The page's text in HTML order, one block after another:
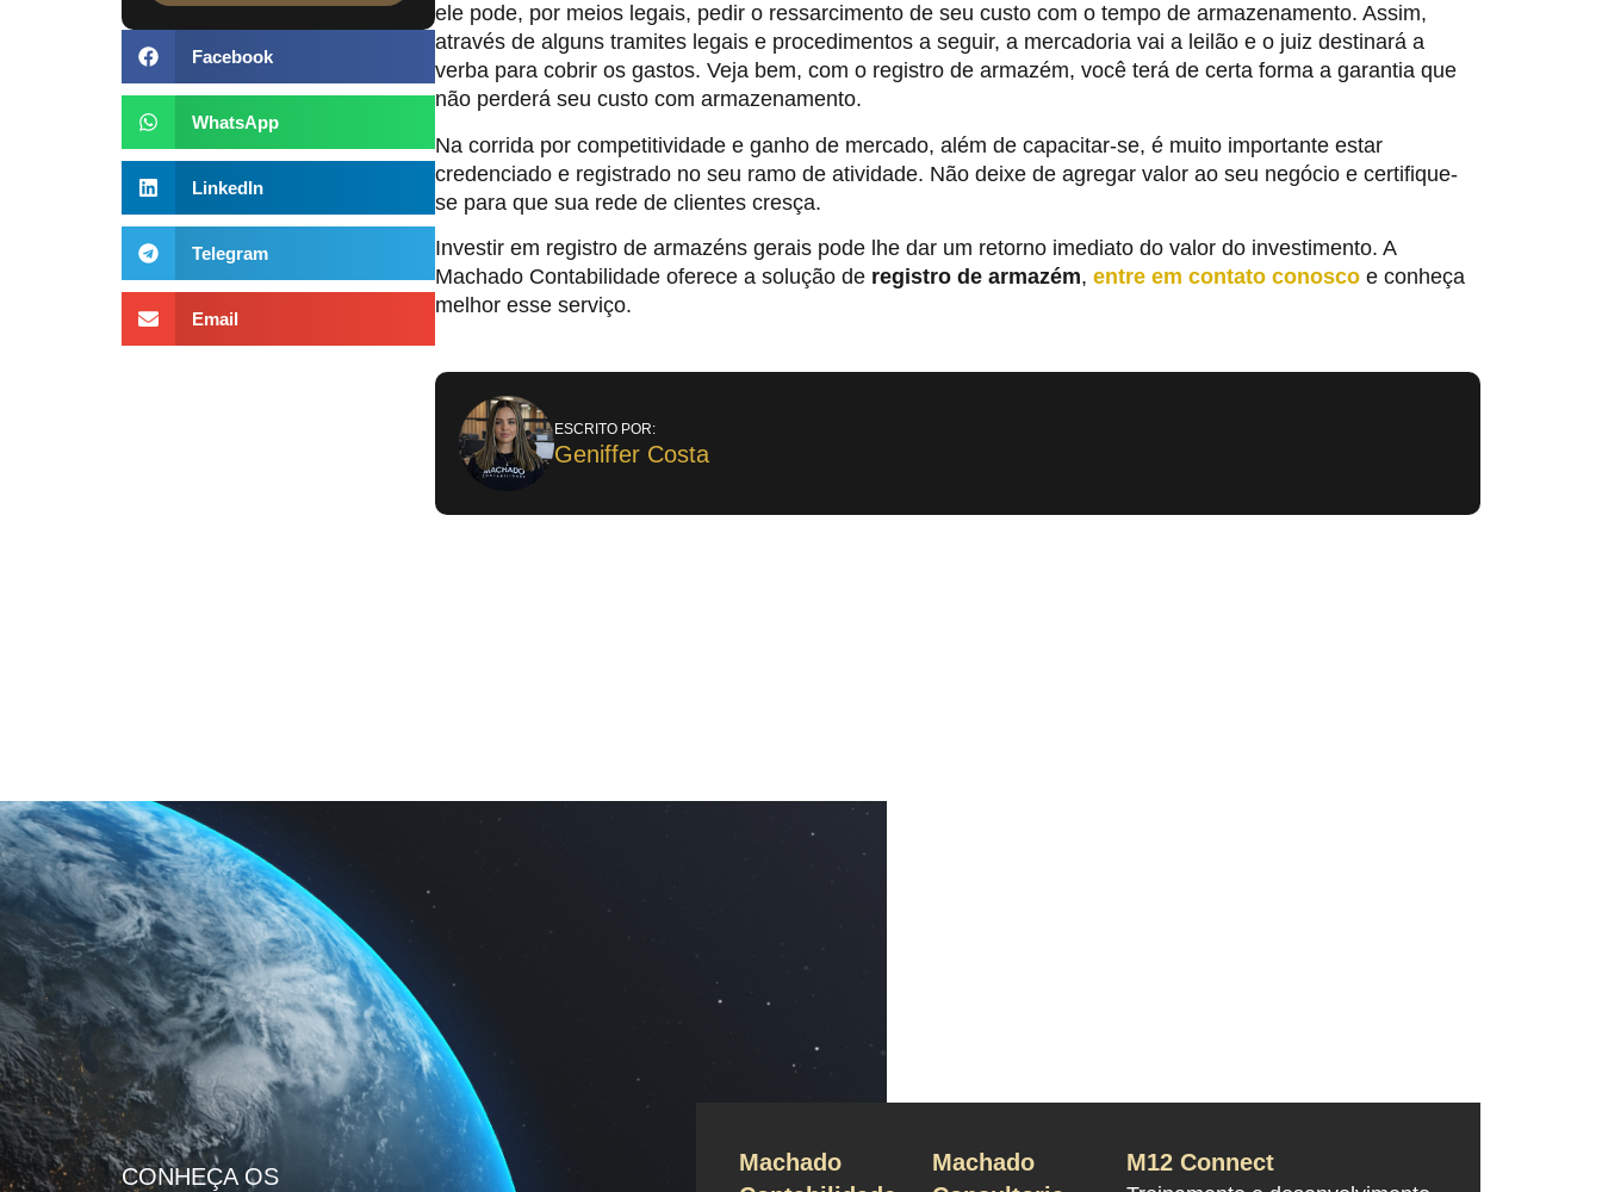
Facebook
WhatsApp
LinkedIn
Telegram
Email
ele pode, por meios legais, pedir o ressarcimento de seu custo com o tempo de armazenamento. Assim,
através de alguns tramites legais e procedimentos a seguir, a mercadoria vai a leilão e o juiz destinará a
verba para cobrir os gastos. Veja bem, com o registro de armazém, você terá de certa forma a garantia que
não perderá seu custo com armazenamento.
Na corrida por competitividade e ganho de mercado, além de capacitar-se, é muito importante estar
credenciado e registrado no seu ramo de atividade. Não deixe de agregar valor ao seu negócio e certifique-
se para que sua rede de clientes cresça.
Investir em registro de armazéns gerais pode lhe dar um retorno imediato do valor do investimento. A
Machado Contabilidade oferece a solução de registro de armazém,entre em contato conosco e conheça
melhor esse serviço.
ESCRITO POR:
Geniffer Costa
CONHEÇA OS
Machado
Machado
M12 Connect